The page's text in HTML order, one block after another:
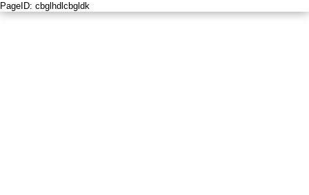
PageID: cbglhdlcbgldk